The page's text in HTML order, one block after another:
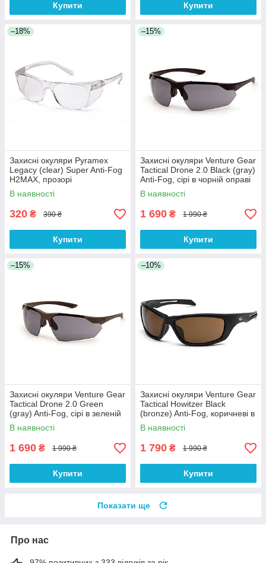
Купити Купити
–18%
Захисні окуляри Pyramex
Legacy (clear) Super Anti-Fog
H2MAX, прозорі
В наявності
320 ₴ 390 ₴
Купити
–15%
Захисні окуляри Venture Gear
Tactical Drone 2.0 Black (gray)
Anti-Fog, сірі в чорній оправі
В наявності
1 690 ₴ 1 990 ₴
Купити
–15%
Захисні окуляри Venture Gear
Tactical Drone 2.0 Green
(gray) Anti-Fog, сірі в зеленій
оправі
В наявності
1 690 ₴ 1 990 ₴
Купити
–10%
Захисні окуляри Venture Gear
Tactical Howitzer Black
(bronze) Anti-Fog, коричневі в
чорній оправі
В наявності
1 790 ₴ 1 990 ₴
Купити
Показати ще
Про нас